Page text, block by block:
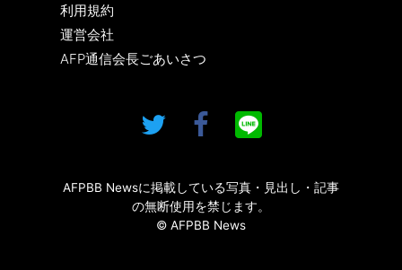
利用規約
運営会社
AFP通信会長ごあいさつ
AFPBB Newsに掲載している写真・見出し・記事
の無断使用を禁じます。
© AFPBB News